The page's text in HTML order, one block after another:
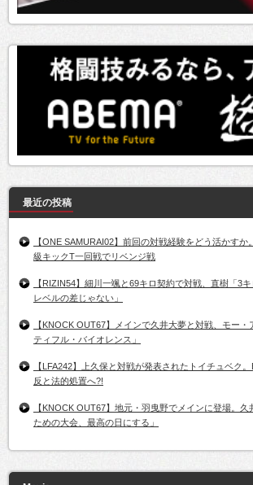
最近の投稿
【ONE SAMURAI02】前回の対戦経験をどう活かすか
級キックT一回戦でリベンジ戦
【RIZIN54】細川一颯と69キロ契約で対戦、直樹「3
レベルの差じゃない」
【KNOCK OUT67】メインで久井大夢と対戦、モー
ティフル・バイオレンス」
【LFA242】上久保と対戦が発表されたトイチュベク
反と法的処置へ?!
【KNOCK OUT67】地元・羽曳野でメインに登場。
ための大会、最高の日にする」